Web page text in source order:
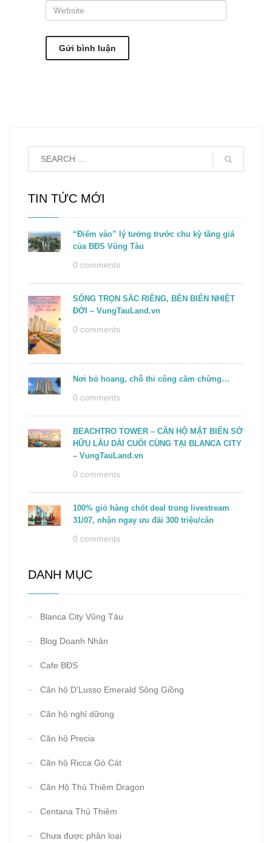
TIN TỨC MỚI
“Điểm vào” lý tưởng trước chu kỳ tăng giá
của BĐS Vũng Tàu
0 comments
SỐNG TRỌN SẮC RIÊNG, BÊN BIỂN NHIỆT
ĐỚI – VungTauLand.vn
0 comments
Nơi bỏ hoang, chỗ thi công cầm chừng…
0 comments
BEACHTRO TOWER – CĂN HỘ MẶT BIỂN SỞ
HỮU LÂU DÀI CUỐI CÙNG TẠI BLANCA CITY
– VungTauLand.vn
0 comments
100% giỏ hàng chốt deal trong livestream
31/07, nhận ngay ưu đãi 300 triệu/căn
0 comments
DANH MỤC
Blanca City Vũng Tàu
Blog Doanh Nhân
Cafe BĐS
Căn hộ D'Lusso Emerald Sông Giồng
Căn hộ nghỉ dữong
Căn hộ Precia
Căn hộ Ricca Gò Cát
Căn Hộ Thủ Thiêm Dragon
Centana Thủ Thiêm
Chưa được phân loại